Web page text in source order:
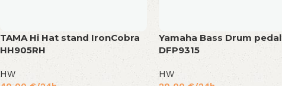
TAMA Hi Hat stand IronCobra
HH905RH
HW
40,00 €/24h
Yamaha Bass Drum pedal
DFP9315
HW
20,00€/24h